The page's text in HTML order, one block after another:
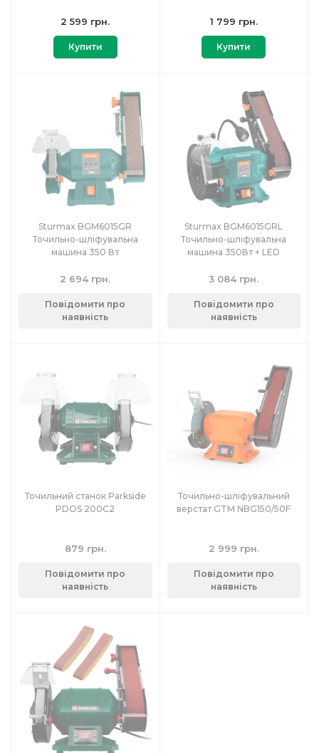
2 599 грн.
Купити
1 799 грн.
Купити
Sturmax BGM6015GR
Точильно-шліфувальна
машина 350 Вт
2 694 грн.
Повідомити про
наявність
Sturmax BGM6015GRL
Точильно-шліфувальна
машина 350Вт + LED
3 084 грн.
Повідомити про
наявність
Точильний станок Parkside
PDOS 200C2
879 грн.
Повідомити про
наявність
Точильно-шліфувальний
верстат GTM NBG150/50F
2 999 грн.
Повідомити про
наявність